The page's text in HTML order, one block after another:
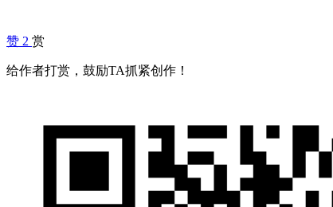
赞 2 赏
给作者打赏，鼓励TA抓紧创作！